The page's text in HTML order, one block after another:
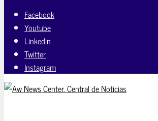
Facebook
Youtube
Linkedin
Twitter
Instagram